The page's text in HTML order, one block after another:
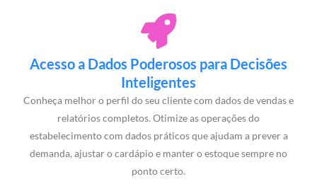
Acesso a Dados Poderosos para Decisões
Inteligentes
Conheça melhor o perfil do seu cliente com dados de vendas e
relatórios completos. Otimize as operações do
estabelecimento com dados práticos que ajudam a prever a
demanda, ajustar o cardápio e manter o estoque sempre no
ponto certo.